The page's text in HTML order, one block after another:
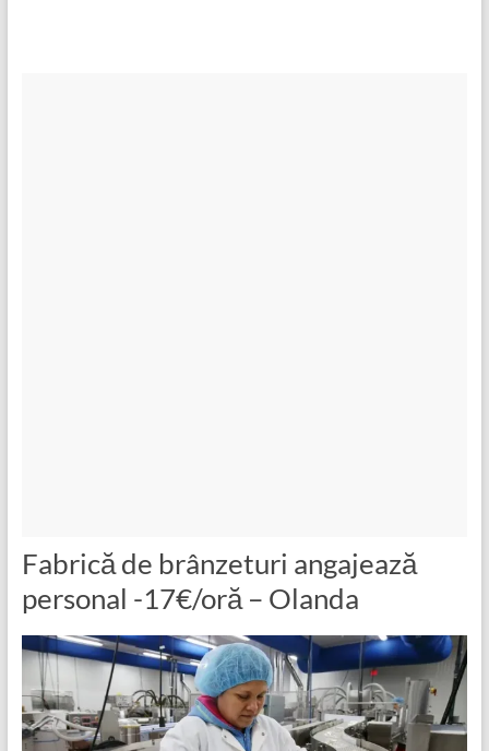
Fabrică de brânzeturi angajează
personal -17€/oră – Olanda